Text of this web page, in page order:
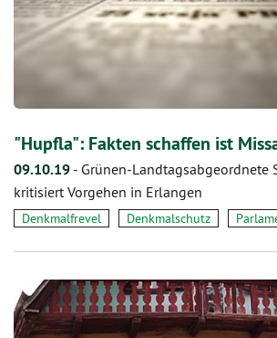
"Hupfla": Fakten schaffen ist
09.10.19 - Grünen-Landtagsabgeordnete
kritisiert Vorgehen in Erlangen
Denkmalfrevel Denkmalschutz